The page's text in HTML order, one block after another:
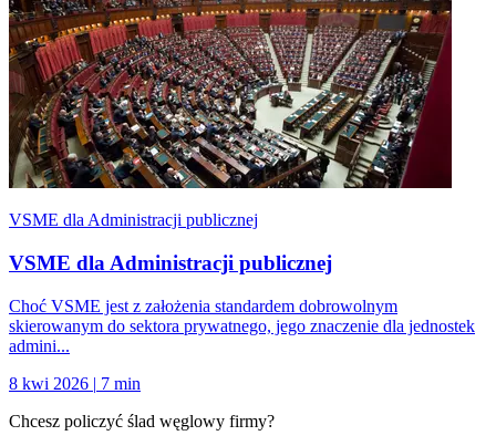
VSME dla Administracji publicznej
VSME dla Administracji publicznej
Choć VSME jest z założenia standardem dobrowolnym
skierowanym do sektora prywatnego, jego znaczenie dla jednostek
admini...
8 kwi 2026 | 7 min
Chcesz policzyć ślad węglowy firmy?